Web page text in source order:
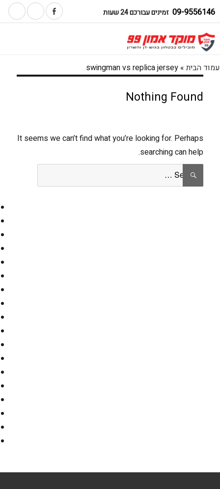
09-9556146 זמינים עבורכם 24 שעות
עמוד הבית»
swingman vs replica jersey
Nothing Found
It seems we can’t find what you’re looking for. Perhaps
searching can help.
Search
for:
SEARCH